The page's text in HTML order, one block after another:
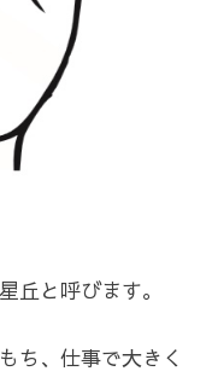
丘と呼びます。
ち、仕事で大きく